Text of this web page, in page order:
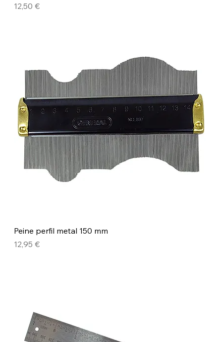
Precio
12,50 €
Peine perfil metal 150 mm
Precio
12,95 €